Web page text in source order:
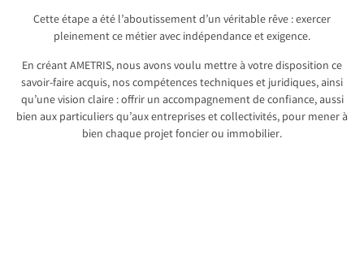
Cette étape a été l’aboutissement d’un véritable rêve : exercer
pleinement ce métier avec indépendance et exigence.
En créant AMETRIS, nous avons voulu mettre à votre disposition ce
savoir-faire acquis, nos compétences techniques et juridiques, ainsi
qu’une vision claire : offrir un accompagnement de confiance, aussi
bien aux particuliers qu’aux entreprises et collectivités, pour mener à
bien chaque projet foncier ou immobilier.